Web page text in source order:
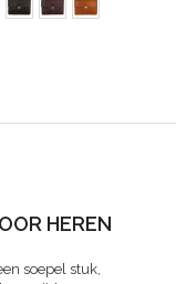
HEREN
soepel stuk,